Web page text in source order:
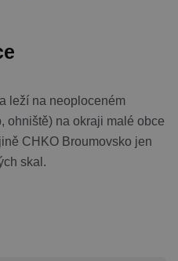
leží na neoploceném
ohniště) na okraji malé obce
CHKO Broumovsko jen
skal.